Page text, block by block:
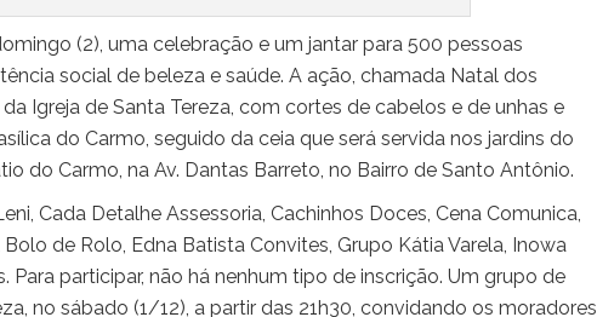
(2), uma celebração e um jantar para 500 pessoas
social de beleza e saúde. A ação, chamada Natal dos
Igreja de Santa Tereza, com cortes de cabelos e de unhas e
do Carmo, seguido da ceia que será servida nos jardins do
do Carmo, na Av. Dantas Barreto, no Bairro de Santo Antônio.
Cada Detalhe Assessoria, Cachinhos Doces, Cena Comunica,
de Rolo, Edna Batista Convites, Grupo Kátia Varela, Inowa
Para participar, não há nenhum tipo de inscrição. Um grupo de
no sábado (1/12), a partir das 21h30, convidando os moradores